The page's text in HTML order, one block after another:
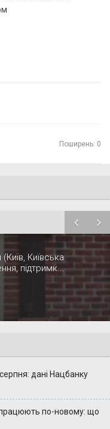
Поширень: 0
Київська
підтримк...
дані Нацбанку
по-новому: що